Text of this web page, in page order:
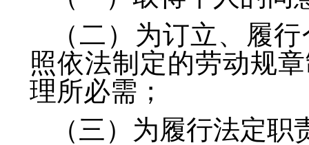
（二）为订立、履
照依法制定的劳动规
理所必需；
（三）为履行法定